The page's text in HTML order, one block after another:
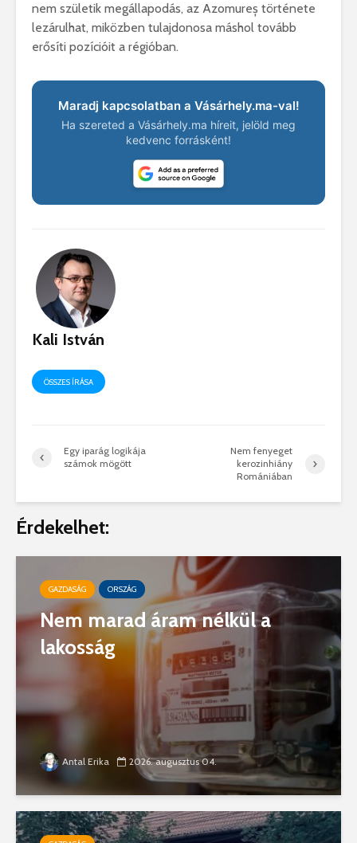
nem születik megállapodás, az Azomureș története
lezárulhat, miközben tulajdonosa máshol tovább
erősíti pozícióit a régióban.
Maradj kapcsolatban a Vásárhely.ma-val!
Ha szereted a Vásárhely.ma híreit, jelöld meg
kedvenc forrásként!
Kali István
ÖSSZES ÍRÁSA
Egy iparág logikája
számok mögött
Nem fenyeget
kerozinhiány
Romániában
Érdekelhet:
GAZDASÁG ORSZÁG
Nem marad áram nélkül a
lakosság
Antal Erika 2026. augusztus 04.